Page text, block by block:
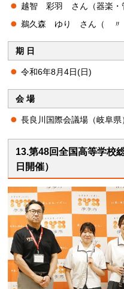
越智 彩羽 さん（器楽・
鵜久森 ゆり さん（ 〃
期 日
令和6年8月4日(日)
会 場
長良川国際会議場（岐阜県
13.第48回全国高等学校
日開催）